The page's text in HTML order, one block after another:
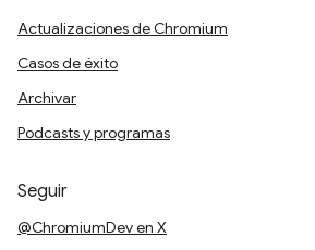
Actualizaciones de Chromium
Casos de éxito
Archivar
Podcasts y programas
Seguir
@ChromiumDev en X